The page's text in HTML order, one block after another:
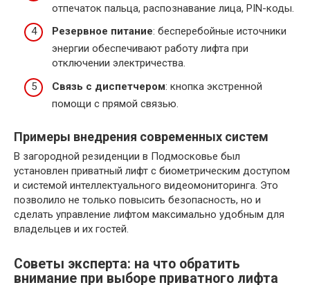
отпечаток пальца, распознавание лица, PIN-коды.
Резервное питание: бесперебойные источники
энергии обеспечивают работу лифта при
отключении электричества.
Связь с диспетчером: кнопка экстренной
помощи с прямой связью.
Примеры внедрения современных систем
В загородной резиденции в Подмосковье был
установлен приватный лифт с биометрическим доступом
и системой интеллектуального видеомониторинга. Это
позволило не только повысить безопасность, но и
сделать управление лифтом максимально удобным для
владельцев и их гостей.
Советы эксперта: на что обратить
внимание при выборе приватного лифта